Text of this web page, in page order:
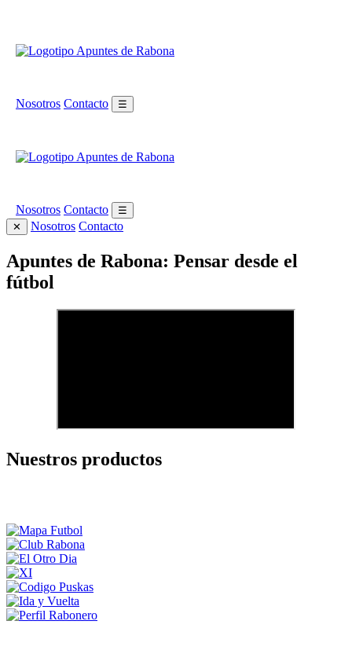
Nosotros Contacto ☰
Nosotros Contacto
☰
✕
Nosotros Contacto
Apuntes de Rabona: Pensar desde el
fútbol
Nuestros productos